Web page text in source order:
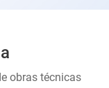
obras técnicas